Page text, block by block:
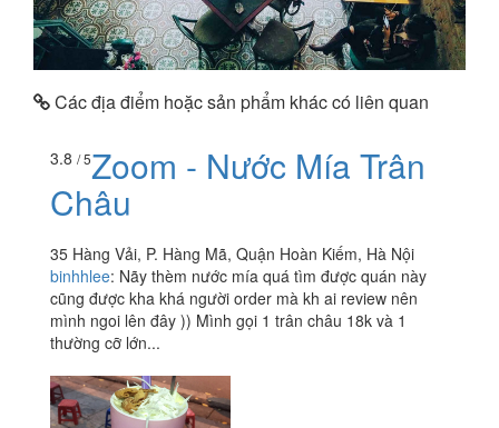
Các địa điểm hoặc sản phẩm khác có liên quan
3.8 / 5Zoom - Nước Mía Trân
Châu
35 Hàng Vải, P. Hàng Mã, Quận Hoàn Kiếm, Hà Nội
binhhlee: Nãy thèm nước mía quá tìm được quán này
cũng được kha khá người order mà kh ai review nên
mình ngoi lên đây )) Mình gọi 1 trân châu 18k và 1
thường cỡ lớn...